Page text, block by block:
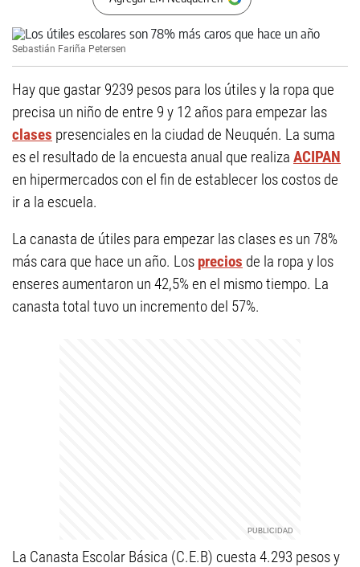
Sebastián Fariña Petersen
Hay que gastar 9239 pesos para los útiles y la ropa que
precisa un niño de entre 9 y 12 años para empezar las
clases presenciales en la ciudad de Neuquén. La suma
es el resultado de la encuesta anual que realiza ACIPAN
en hipermercados con el fin de establecer los costos de
ir a la escuela.
La canasta de útiles para empezar las clases es un 78%
más cara que hace un año. Los precios de la ropa y los
enseres aumentaron un 42,5% en el mismo tiempo. La
canasta total tuvo un incremento del 57%.
La Canasta Escolar Básica (C.E.B) cuesta 4.293 pesos y